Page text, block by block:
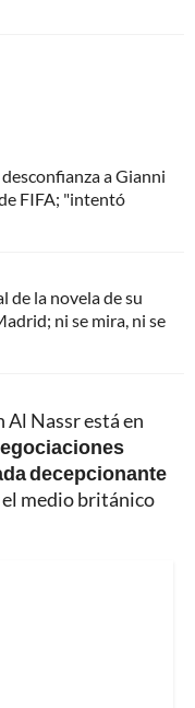
a Gianni
FIFA; "intentó
de la novela de su
ni se mira, ni se
Nassr está en
decepcionante
medio británico